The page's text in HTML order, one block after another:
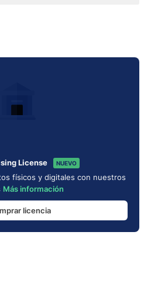
License NUEVO
físicos y digitales con nuestros
Más información
licencia